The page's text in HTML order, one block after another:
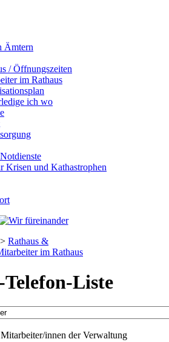
Ämtern
/ Öffnungszeiten
im Rathaus
ich wo
Krisen und Kathastrophen
> Rathaus &
im Rathaus
Liste
innen der Verwaltung